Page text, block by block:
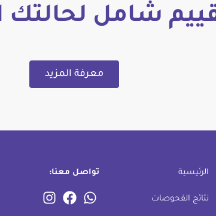
شامل لحالتك
معرفة المزيد
الرئيسية
نتائج الفحوصات
تواصل معنا: